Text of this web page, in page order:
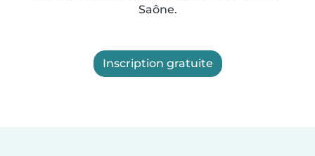
Saône.
Inscription gratuite